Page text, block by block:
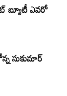
బ్యూటీ ఎవరో
సుకుమార్